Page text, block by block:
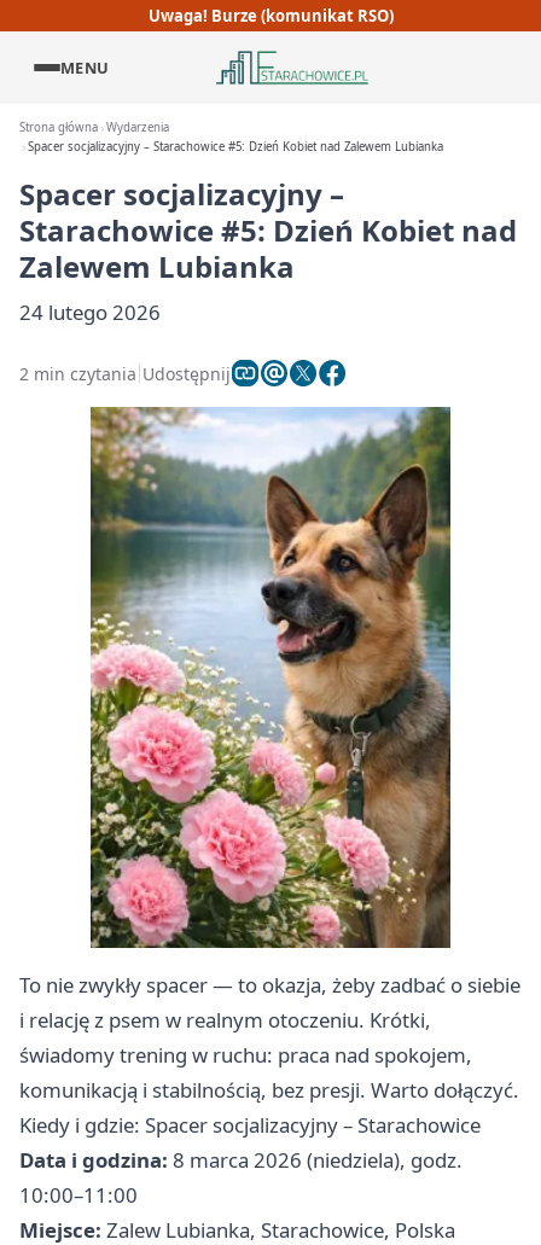
Uwaga! Burze (komunikat RSO)
MENU
Strona główna Wydarzenia
Spacer socjalizacyjny – Starachowice #5: Dzień Kobiet nad Zalewem Lubianka
Spacer socjalizacyjny –
Starachowice #5: Dzień Kobiet nad
Zalewem Lubianka
24 lutego 2026
2 min czytania Udostępnij
To nie zwykły spacer — to okazja, żeby zadbać o siebie
i relację z psem w realnym otoczeniu. Krótki,
świadomy trening w ruchu: praca nad spokojem,
komunikacją i stabilnością, bez presji. Warto dołączyć.
Kiedy i gdzie: Spacer socjalizacyjny – Starachowice
Data i godzina: 8 marca 2026 (niedziela), godz.
10:00–11:00
Miejsce: Zalew Lubianka, Starachowice, Polska